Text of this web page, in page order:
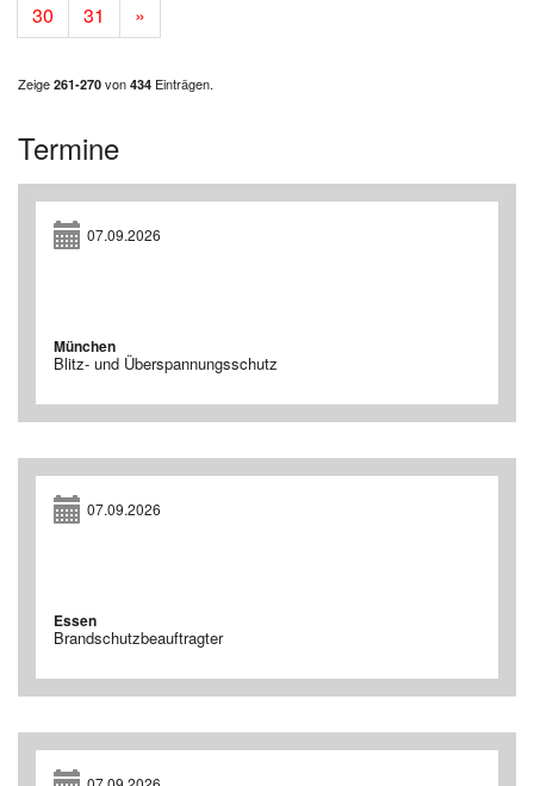
30
31 »
Zeige 261-270 von 434 Einträgen.
Termine
07.09.2026
München
Blitz- und Überspannungsschutz
07.09.2026
Essen
Brandschutzbeauftragter